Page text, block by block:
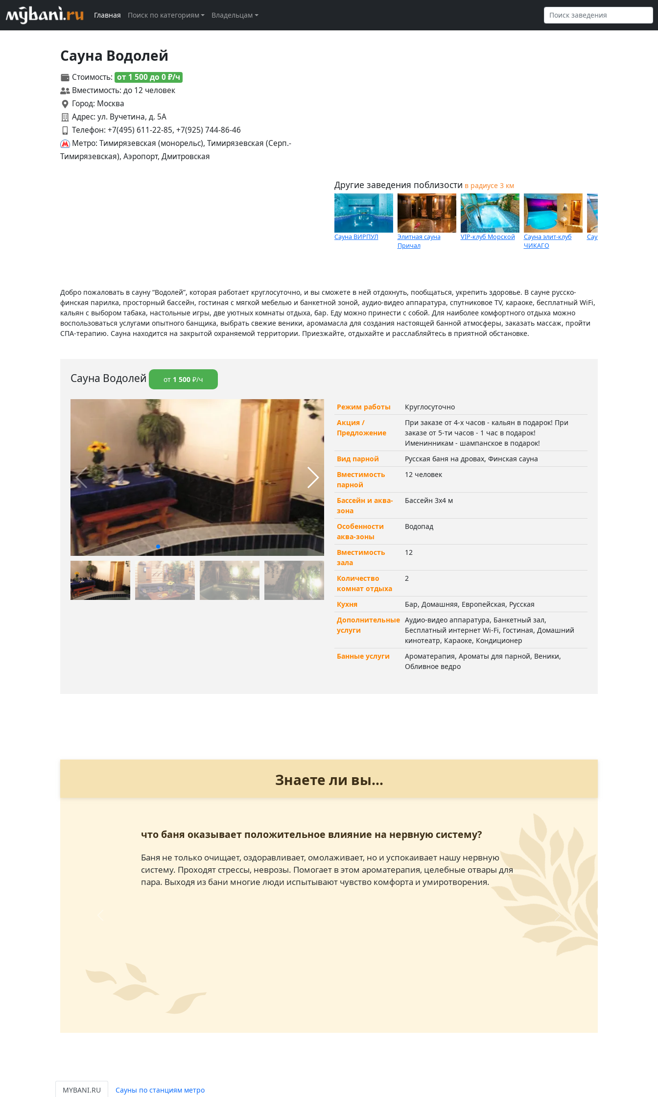
Главная Поиск по категориям Владельцам
Сауна Водолей
Стоимость: от 1 500 до 0 ₽/ч
Вместимость: до 12 человек
Город: Москва
Адрес: ул. Вучетина, д. 5А
Телефон: +7(495) 611-22-85, +7(925) 744-86-46
Метро: Тимирязевская (монорельс), Тимирязевская (Серп.-
Тимирязевская), Аэропорт, Дмитровская
Другие заведения поблизости в радиусе 3 км
Сауна ВИРПУЛ
Элитная сауна
Причал
VIP-клуб Морской
Сауна элит-клуб
ЧИКАГО
Сауна Три Звезды
Добро пожаловать в сауну “Водолей”, которая работает круглосуточно, и вы сможете в ней отдохнуть, пообщаться, укрепить здоровье. В сауне русско-
финская парилка, просторный бассейн, гостиная с мягкой мебелью и банкетной зоной, аудио-видео аппаратура, спутниковое TV, караоке, бесплатный WiFi,
кальян с выбором табака, настольные игры, две уютных комнаты отдыха, бар. Еду можно принести с собой. Для наиболее комфортного отдыха можно
воспользоваться услугами опытного банщика, выбрать свежие веники, аромамасла для создания настоящей банной атмосферы, заказать массаж, пройти
СПА-терапию. Сауна находится на закрытой охраняемой территории. Приезжайте, отдыхайте и расслабляйтесь в приятной обстановке.
Сауна Водолей от 1 500 ₽/ч
Режим работы
Круглосуточно
Акция /
Предложение
При заказе от 4-х часов - кальян в подарок! При
заказе от 5-ти часов - 1 час в подарок!
Именинникам - шампанское в подарок!
Вид парной
Русская баня на дровах, Финская сауна
Вместимость
парной
12 человек
Бассейн и аква-
зона
Бассейн 3х4 м
Особенности
аква-зоны
Водопад
Вместимость
зала
12
Количество
комнат отдыха
2
Кухня
Бар, Домашняя, Европейская, Русская
Дополнительные
услуги
Аудио-видео аппаратура, Банкетный зал,
Бесплатный интернет Wi-Fi, Гостиная, Домашний
кинотеатр, Караоке, Кондиционер
Банные услуги
Ароматерапия, Ароматы для парной, Веники,
Обливное ведро
Знаете ли вы...
что баня оказывает положительное влияние на нервную систему?
Баня не только очищает, оздоравливает, омолаживает, но и успокаивает нашу нервную
систему. Проходят стрессы, неврозы. Помогает в этом ароматерапия, целебные отвары для
пара. Выходя из бани многие люди испытывают чувство комфорта и умиротворения.
Next
MYBANI.RU Сауны по станциям метро